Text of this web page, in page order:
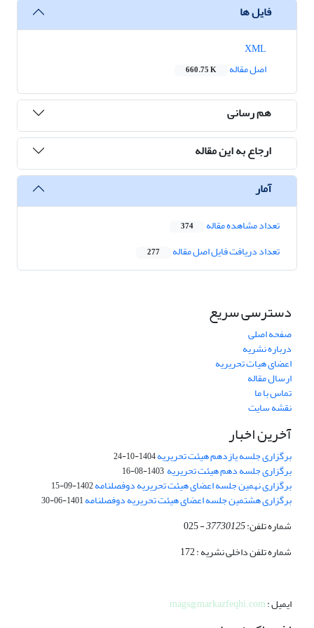
فایل ها
اصل مقاله
660.75 K
هم رسانی
ارجاع به این مقاله
آمار
تعداد مشاهده مقاله 374
تعداد دریافت فایل اصل مقاله 277
دسترسی سریع
صفحه اصلی
درباره نشریه
اعضای هیات تحریریه
ارسال مقاله
تماس با ما
نقشه سایت
آخرین اخبار
برگزاری جلسه یازدهم هیئت تحریریه1404-10-24
برگزاری جلسه دهم هیئت تحریریه 1403-08-16
برگزاری نهمین جلسه اعضای هیئت تحریریه دوفصلنامه1402-09-15
برگزاری هشتمین جلسه اعضای هیئت تحریریه دوفصلنامه1401-06-30
شماره تلفن:37730125
- 025
شماره تلفن داخلی نشریه : 172
ایمیل :mags@markazfeqhi.com